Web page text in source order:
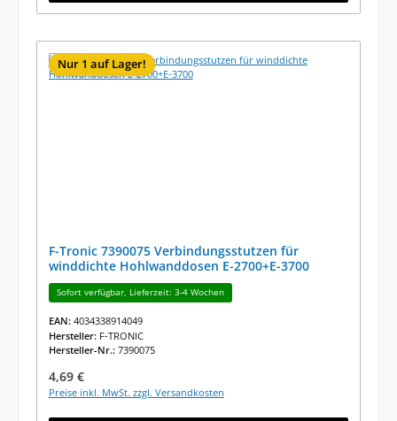
Nur 1 auf Lager!
F-Tronic 7390075 Verbindungsstutzen für
winddichte Hohlwanddosen E-2700+E-3700
Sofort verfügbar, Lieferzeit: 3-4 Wochen
EAN: 4034338914049
Hersteller: F-TRONIC
Hersteller-Nr.: 7390075
Regulärer Preis:
4,69 €
Preise inkl. MwSt. zzgl. Versandkosten